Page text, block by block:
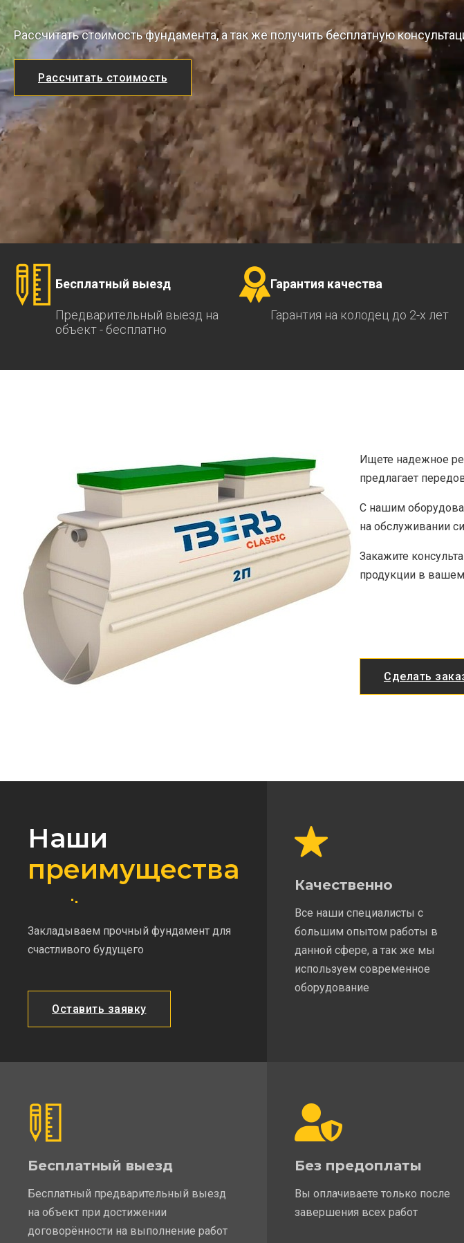
Рассчитать стоимость фундамента, а так же получить бесплатную
Рассчитать стоимость
Бесплатный выезд
Предварительный выезд на
объект - бесплатно
Гарантия качества
Гарантия на колодец до 2-х лет
Ищете надежное
предлагает
С нашим
на обслуживании
Закажите
продукции в вашем
Сделать
Наши
преимущества
Закладываем прочный фундамент для
счастливого будущего
Оставить заявку
Качественно
Все наши специалисты с
большим опытом работы в
данной сфере, а так же мы
используем современное
оборудование
Бесплатный выезд
Бесплатный предварительный выезд
на объект при достижении
договорённости на выполнение работ
Без предоплаты
Вы оплачиваете только после
завершения всех работ